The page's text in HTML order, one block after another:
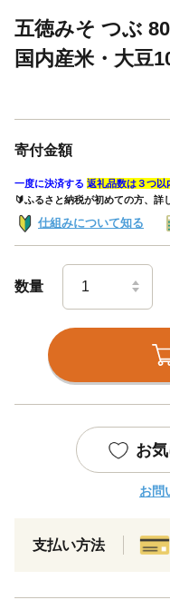
五徳みそ つぶ
国内産米・大豆
寄付金額
一度に決済する 返礼品数は３つ以
🔰ふるさと納税が初めての方、詳
仕組みについて知る
数量
お
お問
支払い方法